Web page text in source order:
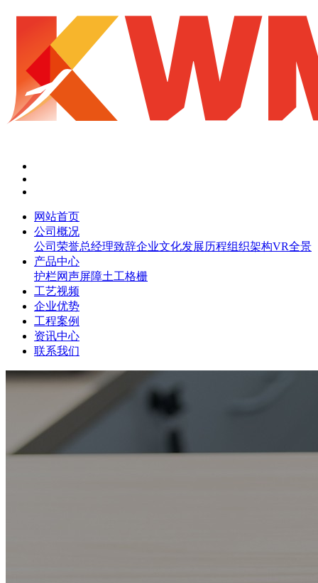
网站首页
公司概况
公司荣誉总经理致辞企业文化发展历程组织架构VR全景
产品中心
护栏网声屏障土工格栅
工艺视频
企业优势
工程案例
资讯中心
联系我们